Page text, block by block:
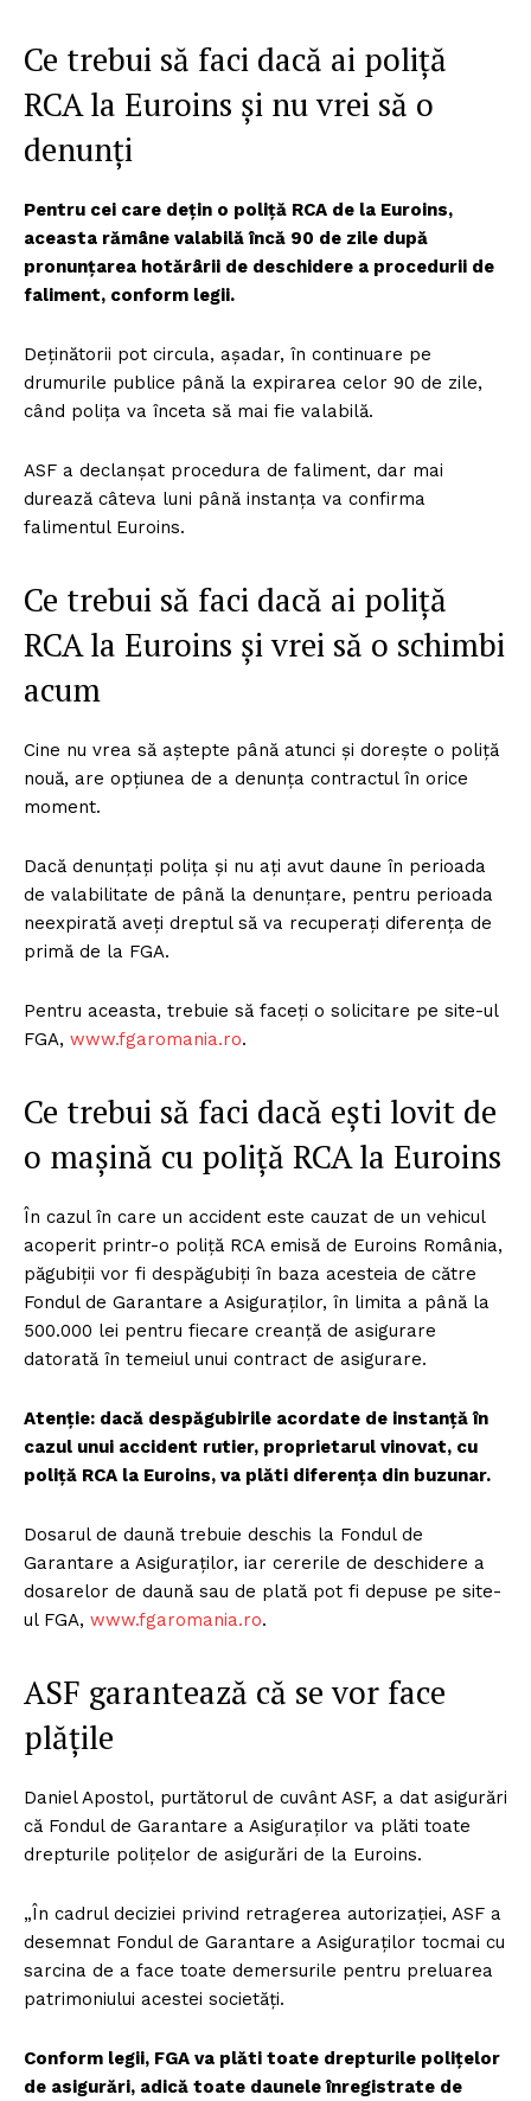
Ce trebui să faci dacă ai poliță
RCA la Euroins și nu vrei să o
denunți
Pentru cei care dețin o poliță RCA de la Euroins,
aceasta rămâne valabilă încă 90 de zile după
pronunțarea hotărârii de deschidere a procedurii de
faliment, conform legii.
Deținătorii pot circula, așadar, în continuare pe
drumurile publice până la expirarea celor 90 de zile,
când polița va înceta să mai fie valabilă.
ASF a declanșat procedura de faliment, dar mai
durează câteva luni până instanța va confirma
falimentul Euroins.
Ce trebui să faci dacă ai poliță
RCA la Euroins și vrei să o schimbi
acum
Cine nu vrea să aștepte până atunci și dorește o poliță
nouă, are opțiunea de a denunța contractul în orice
moment.
Dacă denunțați polița și nu ați avut daune în perioada
de valabilitate de până la denunțare, pentru perioada
neexpirată aveți dreptul să va recuperați diferența de
primă de la FGA.
Pentru aceasta, trebuie să faceți o solicitare pe site-ul
FGA, www.fgaromania.ro.
Ce trebui să faci dacă ești lovit de
o mașină cu poliță RCA la Euroins
În cazul în care un accident este cauzat de un vehicul
acoperit printr-o poliță RCA emisă de Euroins România,
păgubiții vor fi despăgubiți în baza acesteia de către
Fondul de Garantare a Asiguraților, în limita a până la
500.000 lei pentru fiecare creanță de asigurare
datorată în temeiul unui contract de asigurare.
Atenție: dacă despăgubirile acordate de instanță în
cazul unui accident rutier, proprietarul vinovat, cu
poliță RCA la Euroins, va plăti diferența din buzunar.
Dosarul de daună trebuie deschis la Fondul de
Garantare a Asiguraților, iar cererile de deschidere a
dosarelor de daună sau de plată pot fi depuse pe site-
ul FGA, www.fgaromania.ro.
ASF garantează că se vor face
plățile
Daniel Apostol, purtătorul de cuvânt ASF, a dat asigurări
că Fondul de Garantare a Asiguraților va plăti toate
drepturile polițelor de asigurări de la Euroins.
„În cadrul deciziei privind retragerea autorizației, ASF a
desemnat Fondul de Garantare a Asiguraților tocmai cu
sarcina de a face toate demersurile pentru preluarea
patrimoniului acestei societăți.
Conform legii, FGA va plăti toate drepturile polițelor
de asigurări, adică toate daunele înregistrate de